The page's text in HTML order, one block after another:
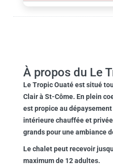
À propos du Le
Le Tropic Ouatéest situé
Clair à St-Côme. En plein
est propice au
intérieure chauffée et
grands pour une ambiance
Le chalet peut recevoir
maximum de 12 adultes.